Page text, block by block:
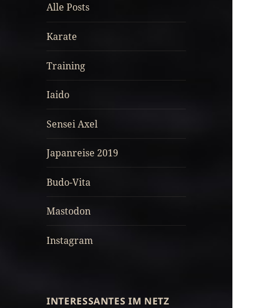
Alle Posts
Karate
Training
Iaido
Sensei Axel
Japanreise 2019
Budo-Vita
Mastodon
Instagram
INTERESSANTES IM NETZ